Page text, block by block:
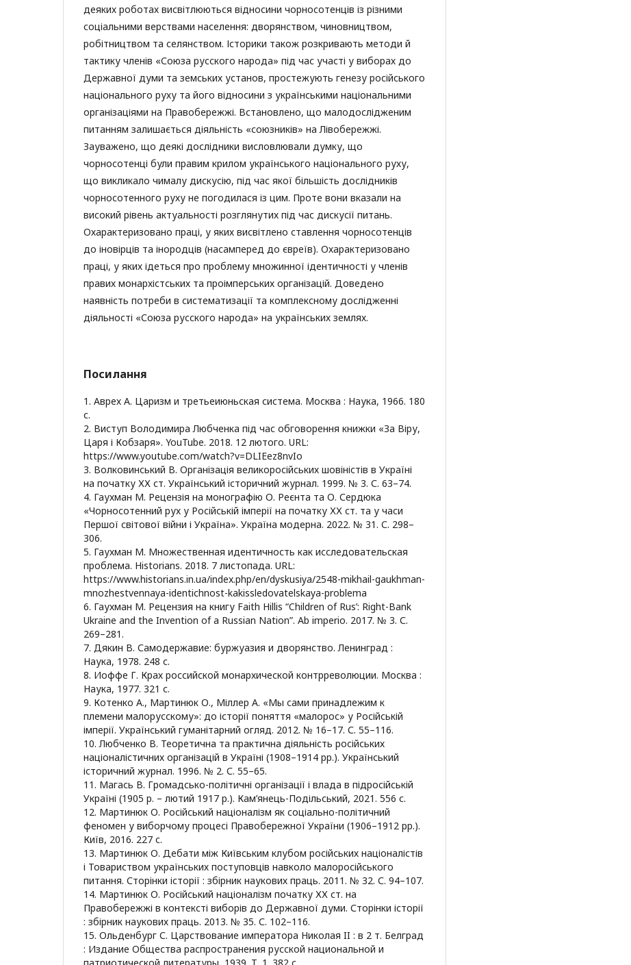
деяких роботах висвітлюються відносини чорносотенців із різними
соціальними верствами населення: дворянством, чиновництвом,
робітництвом та селянством. Історики також розкривають методи й
тактику членів «Союза русского народа» під час участі у виборах до
Державної думи та земських установ, простежують генезу російського
національного руху та його відносини з українськими національними
організаціями на Правобережжі. Встановлено, що малодослідженим
питанням залишається діяльність «союзників» на Лівобережжі.
Зауважено, що деякі дослідники висловлювали думку, що
чорносотенці були правим крилом українського національного руху,
що викликало чималу дискусію, під час якої більшість дослідників
чорносотенного руху не погодилася із цим. Проте вони вказали на
високий рівень актуальності розглянутих під час дискусії питань.
Охарактеризовано праці, у яких висвітлено ставлення чорносотенців
до іновірців та інородців (насамперед до євреїв). Охарактеризовано
праці, у яких ідеться про проблему множинної ідентичності у членів
правих монархістських та проімперських організацій. Доведено
наявність потреби в систематизації та комплексному дослідженні
діяльності «Союза русского народа» на українських землях.
Посилання
1. Аврех А. Царизм и третьеиюньская система. Москва : Наука, 1966. 180
с.
2. Виступ Володимира Любченка під час обговорення книжки «За Віру,
Царя і Кобзаря». YouTube. 2018. 12 лютого. URL:
https://www.youtube.com/watch?v=DLIEez8nvIo
3. Волковинський В. Організація великоросійських шовіністів в Україні
на початку ХХ ст. Український історичний журнал. 1999. № 3. С. 63–74.
4. Гаухман М. Рецензія на монографію О. Реєнта та О. Сердюка
«Чорносотенний рух у Російській імперії на початку ХХ ст. та у часи
Першої світової війни і Україна». Україна модерна. 2022. № 31. С. 298–
306.
5. Гаухман М. Множественная идентичность как исследовательская
проблема. Historians. 2018. 7 листопада. URL:
https://www.historians.in.ua/index.php/en/dyskusiya/2548-mikhail-gaukhman-
mnozhestvennaya-identichnost-kakissledovatelskaya-problema
6. Гаухман М. Рецензия на книгу Faith Hillis “Children of Rus’: Right-Bank
Ukraine and the Invention of a Russian Nation”. Ab imperio. 2017. № 3. С.
269–281.
7. Дякин В. Самодержавие: буржуазия и дворянство. Ленинград :
Наука, 1978. 248 с.
8. Иоффе Г. Крах российской монархической контрреволюции. Москва :
Наука, 1977. 321 с.
9. Котенко А., Мартинюк О., Міллер А. «Мы сами принадлежим к
племени малорусскому»: до історії поняття «малорос» у Російській
імперії. Український гуманітарний огляд. 2012. № 16–17. С. 55–116.
10. Любченко В. Теоретична та практична діяльність російських
націоналістичних організацій в Україні (1908–1914 рр.). Український
історичний журнал. 1996. № 2. С. 55–65.
11. Магась В. Громадсько-політичні організації і влада в підросійській
Україні (1905 р. – лютий 1917 р.). Кам’янець-Подільський, 2021. 556 с.
12. Мартинюк О. Російський націоналізм як соціально-політичний
феномен у виборчому процесі Правобережної України (1906–1912 рр.).
Київ, 2016. 227 с.
13. Мартинюк О. Дебати між Київським клубом російських націоналістів
і Товариством українських поступовців навколо малоросійського
питання. Сторінки історії : збірник наукових праць. 2011. № 32. С. 94–107.
14. Мартинюк О. Російський націоналізм початку ХХ ст. на
Правобережжі в контексті виборів до Державної думи. Сторінки історії
: збірник наукових праць. 2013. № 35. С. 102–116.
15. Ольденбург С. Царствование императора Николая II : в 2 т. Белград
: Издание Общества распространения русской национальной и